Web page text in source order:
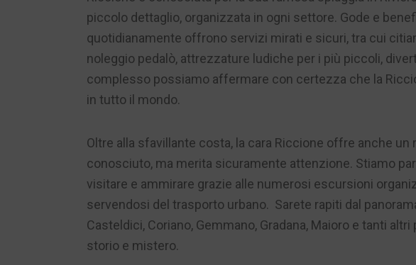
piccolo dettaglio, organizzata in ogni settore. Gode e
quotidianamente offrono servizi mirati e sicuri, tra cui
noleggio pedalò, attrezzature ludiche per i più piccoli,
complesso possiamo affermare con certezza che la
in tutto il mondo.
Oltre alla sfavillante costa, la cara Riccione offre anche
conosciuto, ma merita sicuramente attenzione. Stiamo
visitare e ammirare grazie alle numerosi escursioni
servendosi del trasporto urbano. Sarete rapiti dal
Casteldici, Coriano, Gemmano, Gradana, Maioro e tanti
storio e mistero.